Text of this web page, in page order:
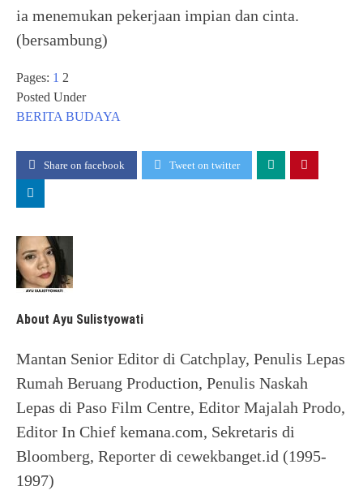
ia menemukan pekerjaan impian dan cinta.
(bersambung)
Pages: 1 2
Posted Under
BERITA BUDAYA
Share on facebook Tweet on twitter
About Ayu Sulistyowati
Mantan Senior Editor di Catchplay, Penulis Lepas
Rumah Beruang Production, Penulis Naskah
Lepas di Paso Film Centre, Editor Majalah Prodo,
Editor In Chief kemana.com, Sekretaris di
Bloomberg, Reporter di cewekbanget.id (1995-
1997)